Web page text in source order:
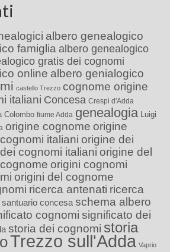
albero genealogico
famiglia albero genealogico
gratis dei cognomi
online albero genialogico
castello Trezzo cognome origine
italiani Concesa Crespi d'Adda
Colombo fiume Adda genealogia Luigi
origine cognome origine
italiani origine dei
cognomi italiani origine del
origini cognomi
origini del cognome
ricerca antenati ricerca
santuario concesa schema albero
cognomi significato dei
storia dei cognomi storia
Trezzo sull'Adda Vaprio